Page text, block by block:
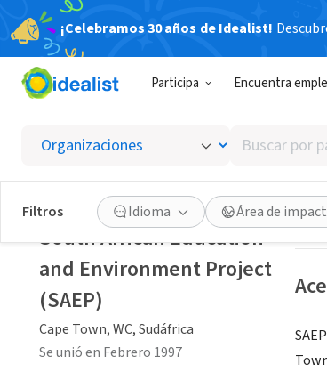
¡Celebramos 30 años de Idealist!
Participa Encuentra
Buscar
por
palabra
clave
o
interés
Filtros Idioma Área de
South African Education
and Environment Project
(SAEP)
Cape Town, WC, Sudáfrica
Se unió en Febrero 1997